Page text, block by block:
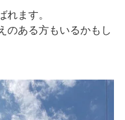
ます。
のある方もいるかもし